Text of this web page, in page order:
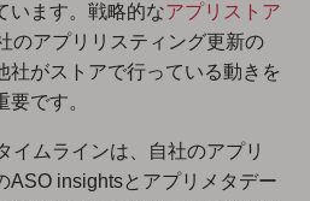
います。戦略的なアプリストア
のアプリリスティング更新の
社がストアで行っている動きを
です。
イムラインは、自社のアプリ
ASO insightsとアプリメタデー